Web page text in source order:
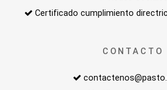
Certificado cumplimiento
CONTACTO